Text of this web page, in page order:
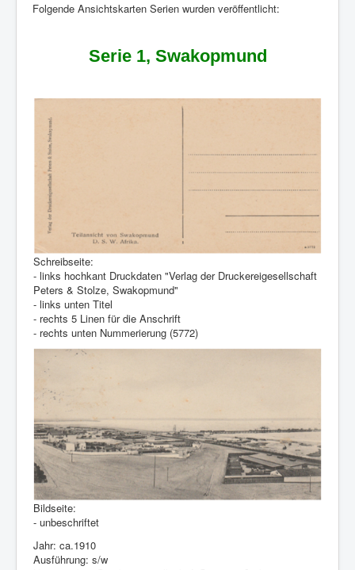
Folgende Ansichtskarten Serien wurden veröffentlicht:
Serie 1, Swakopmund
Schreibseite:
- links hochkant Druckdaten "Verlag der Druckereigesellschaft
Peters & Stolze, Swakopmund"
- links unten Titel
- rechts 5 Linen für die Anschrift
- rechts unten Nummerierung (5772)
Bildseite:
- unbeschriftet
Jahr: ca.1910
Ausführung: s/w